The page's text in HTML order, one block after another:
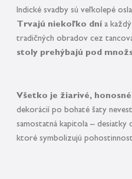
Indické svadby sú veľkolepé
Trvajú niekoľko dní a
tradičných obradov cez
stoly prehýbajú pod
Všetko je žiarivé,
dekorácií po bohaté šaty
samostatná kapitola – desiatky
ktoré symbolizujú